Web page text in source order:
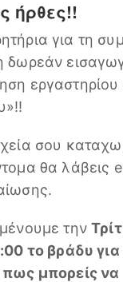
ήρθες!!
για τη
δωρεάν
σου
θα λάβεις
την
το βράδυ για
πως μπορείς να